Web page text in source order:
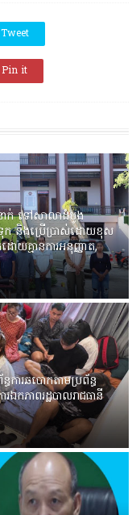
Tweet
Pin it
ាក់ ទៅសាលាដំបូង
ទុក និងប្រើប្រាស់ដោយខុស
យគ្មានការអនុញ្ញាត,
ារឆបោកតាមប្រព័ន្ធ
ឯកភាពរដ្ឋបាលរាជធានី